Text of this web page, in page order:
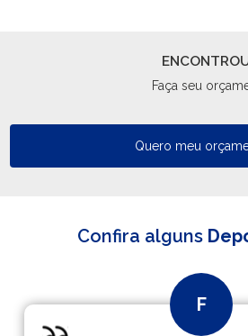
Faça seu
Quero meu
Confira alguns